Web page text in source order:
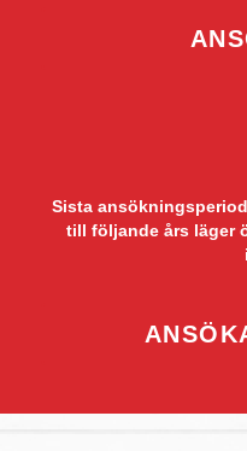
till följande års läger